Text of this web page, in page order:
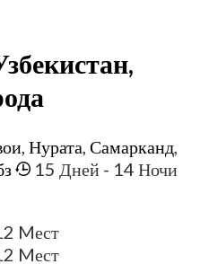
,Нурата,Самарканд,
15 Дней - 14 Ночи
Mест
Mест